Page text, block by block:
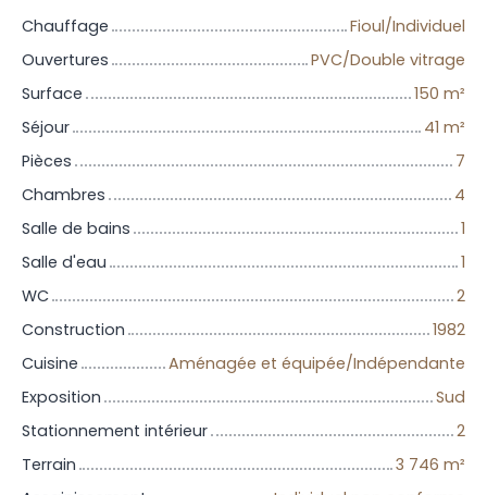
Chauffage
Fioul/Individuel
Ouvertures
PVC/Double vitrage
Surface
150 m²
Séjour
41 m²
Pièces
7
Chambres
4
Salle de bains
1
Salle d'eau
1
WC
2
Construction
1982
Cuisine
Aménagée et équipée/Indépendante
Exposition
Sud
Stationnement intérieur
2
Terrain
3 746 m²